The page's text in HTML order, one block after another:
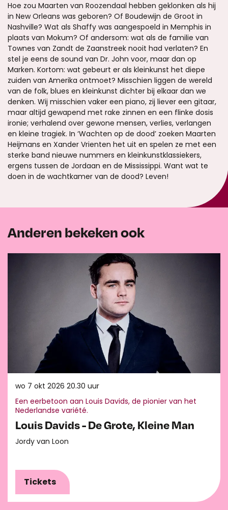
Hoe zou Maarten van Roozendaal hebben geklonken als hij
in New Orleans was geboren? Of Boudewijn de Groot in
Nashville? Wat als Shaffy was aangespoeld in Memphis in
plaats van Mokum? Of andersom: wat als de familie van
Townes van Zandt de Zaanstreek nooit had verlaten? En
stel je eens de sound van Dr. John voor, maar dan op
Marken. Kortom: wat gebeurt er als kleinkunst het diepe
zuiden van Amerika ontmoet? Misschien liggen de wereld
van de folk, blues en kleinkunst dichter bij elkaar dan we
denken. Wij misschien vaker een piano, zij liever een gitaar,
maar altijd gewapend met rake zinnen en een flinke dosis
ironie; verhalend over gewone mensen, verlies, verlangen
en kleine tragiek. In ‘Wachten op de dood’ zoeken Maarten
Heijmans en Xander Vrienten het uit en spelen ze met een
sterke band nieuwe nummers en kleinkunstklassiekers,
ergens tussen de Jordaan en de Mississippi. Want wat te
doen in de wachtkamer van de dood? Leven!
Anderen bekeken ook
Louis Davids - De Grote, Kleine Man
Jordy van Loon
Een eerbetoon aan Louis Davids, de pionier van het
Nederlandse variété.
wo 7 okt 2026 20.30 uur
Tickets